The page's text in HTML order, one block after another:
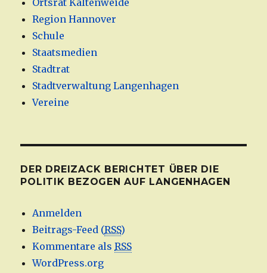
Ortsrat Kaltenweide
Region Hannover
Schule
Staatsmedien
Stadtrat
Stadtverwaltung Langenhagen
Vereine
DER DREIZACK BERICHTET ÜBER DIE
POLITIK BEZOGEN AUF LANGENHAGEN
Anmelden
Beitrags-Feed (RSS)
Kommentare alsRSS
WordPress.org